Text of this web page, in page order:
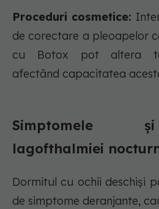
Proceduri cosmetice:
de corectare a pleoapelor
cu Botox pot altera
afectând capacitatea
Simptomele
lagofthalmiei
Dormitul cu ochii deschiși
de simptome deranjante,